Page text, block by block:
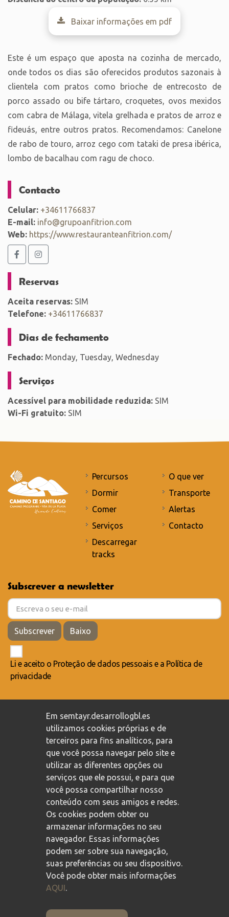
Baixar informações em pdf
Este é um espaço que aposta na cozinha de mercado,
onde todos os dias são oferecidos produtos sazonais à
clientela com pratos como brioche de entrecosto de
porco assado ou bife tártaro, croquetes, ovos mexidos
com cabra de Málaga, vitela grelhada e pratos de arroz e
fideuás, entre outros pratos. Recomendamos: Canelone
de rabo de touro, arroz cego com tataki de presa ibérica,
lombo de bacalhau com ragu de choco.
Contacto
Celular: +34611766837
E-mail: info@grupoanfitrion.com
Web: https://www.restauranteanfitrion.com/
Reservas
Aceita reservas: SIM
Telefone: +34611766837
Dias de fechamento
Fechado: Monday, Tuesday, Wednesday
Serviços
Acessível para mobilidade reduzida: SIM
Wi-Fi gratuito: SIM
Percursos
Dormir
Comer
Serviços
Descarregar
tracks
O que ver
Transporte
Alertas
Contacto
Subscrever a newsletter
Subscrever Baixo
Li e aceito o Proteção de dados pessoais e a Política de
privacidade
Política de privacidade
/ Política de cookies
Em semtayr.desarrollogbl.es
utilizamos cookies próprias e de
terceiros para fins analíticos, para
que você possa navegar pelo site e
utilizar as diferentes opções ou
serviços que ele possui, e para que
você possa compartilhar nosso
conteúdo com seus amigos e redes.
Os cookies podem obter ou
armazenar informações no seu
navegador. Essas informações
podem ser sobre sua navegação,
suas preferências ou seu dispositivo.
Você pode obter mais informações
AQUI.